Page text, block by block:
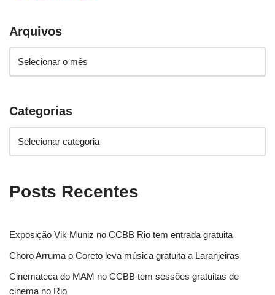
Arquivos
Categorias
Posts Recentes
Exposição Vik Muniz no CCBB Rio tem entrada gratuita
Choro Arruma o Coreto leva música gratuita a Laranjeiras
Cinemateca do MAM no CCBB tem sessões gratuitas de
cinema no Rio